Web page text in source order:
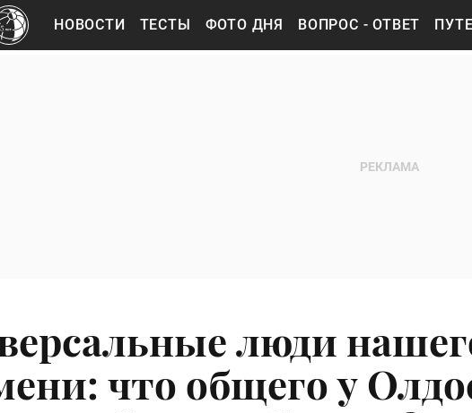
НОВОСТИ ТЕСТЫ ФОТО ДНЯ ВОПРОС - ОТВЕТ
люди
что общего у